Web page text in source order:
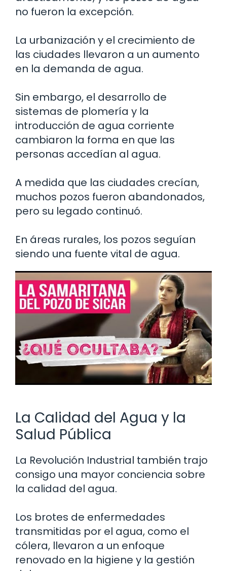
no fueron la excepción.
La urbanización y el crecimiento de
las ciudades llevaron a un aumento
en la demanda de agua.
Sin embargo, el desarrollo de
sistemas de plomería y la
introducción de agua corriente
cambiaron la forma en que las
personas accedían al agua.
A medida que las ciudades crecían,
muchos pozos fueron abandonados,
pero su legado continuó.
En áreas rurales, los pozos seguían
siendo una fuente vital de agua.
La Calidad del Agua y la
Salud Pública
La Revolución Industrial también trajo
consigo una mayor conciencia sobre
la calidad del agua.
Los brotes de enfermedades
transmitidas por el agua, como el
cólera, llevaron a un enfoque
renovado en la higiene y la gestión